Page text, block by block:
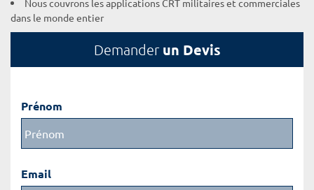
Nous couvrons les applications CRT militaires et commerciales
dans le monde entier
Demander un Devis
Prénom
Email